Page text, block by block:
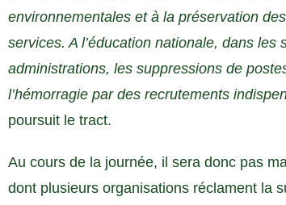
environnementales et à la préservation
services. A l’éducation nationale, dans
administrations, les suppressions de
l’hémorragie par des recrutements
poursuit le tract.
Au cours de la journée, il sera donc pas
dont plusieurs organisations réclament la